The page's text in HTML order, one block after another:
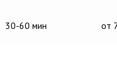
30-60 мин от